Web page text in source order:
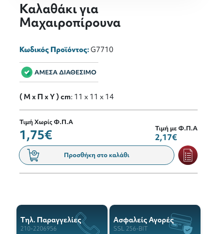
Καλαθάκι για
Μαχαιροπίρουνα
Κωδικός Προϊόντος:G7710
ΑΜΕΣΑ ΔΙΑΘΕΣΙΜΟ
( M x Π x Y ) cm: 11 x 11 x 14
Τιμή Χωρίς Φ.Π.Α
1,75€ Τιμή με Φ.Π.Α
2,17€
Προσθήκη στο καλάθι
Tηλ. Παραγγελίες
210-2206956
Ασφαλείς Αγορές
SSL 256-BIT